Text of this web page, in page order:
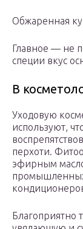
Обжаренная
Главное — не
специи вкус
В
Уходовую
используют,
перхоти.
эфирным
Благоприятно